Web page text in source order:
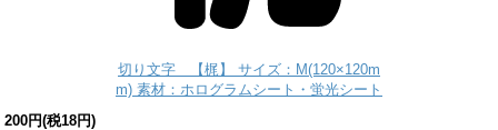
切り文字 【梶】 サイズ：M(120×120m
m) 素材：ホログラムシート・蛍光シート
200円(税18円)